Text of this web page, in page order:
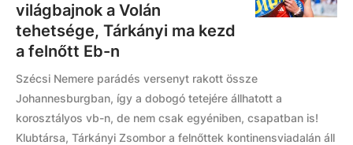
világbajnok a Volán
tehetsége, Tárkányi ma kezd
a felnőtt Eb-n
Szécsi Nemere parádés versenyt rakott össze
Johannesburgban, így a dobogó tetejére állhatott a
korosztályos vb-n, de nem csak egyéniben, csapatban is!
Klubtársa, Tárkányi Zsombor a felnőttek kontinensviadalán áll